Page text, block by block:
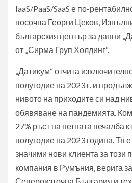
IaaS/PaaS/SaaS е по-
посочва Георги Цеков,
българския център за данни
от „Сирма Груп Холдинг“.
„Датикум“ отчита
полугодие на 2023 г. и
нивото на приходите си над
обявяване на пандемията.
27% ръст на нетната печалба
полугодие на 2023 година. Тя
значими нови клиента за този
компания в Румъния, верига